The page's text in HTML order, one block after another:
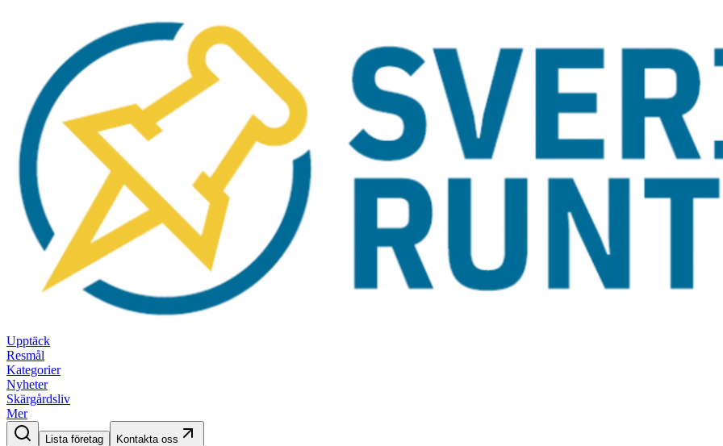
Upptäck
Resmål
Kategorier
Nyheter
Skärgårdsliv
Mer
Lista företag Kontakta oss